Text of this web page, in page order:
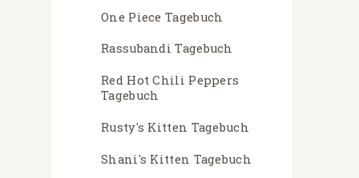
One Piece Tagebuch
Rassubandi Tagebuch
Red Hot Chili Peppers
Tagebuch
Rusty's Kitten Tagebuch
Shani's Kitten Tagebuch